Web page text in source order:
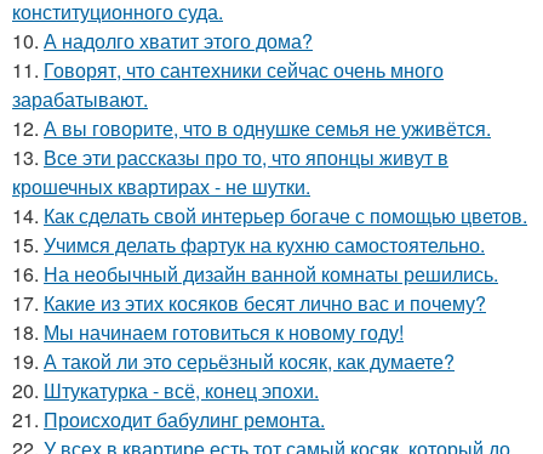
конституционного суда.
10. А надолго хватит этого дома?
11. Говорят, что сантехники сейчас очень много
зарабатывают.
12. А вы говорите, что в однушке семья не уживётся.
13. Все эти рассказы про то, что японцы живут в
крошечных квартирах - не шутки.
14. Как сделать свой интерьер богаче с помощью цветов.
15. Учимся делать фартук на кухню самостоятельно.
16. На необычный дизайн ванной комнаты решились.
17. Какие из этих косяков бесят лично вас и почему?
18. Мы начинаем готовиться к новому году!
19. А такой ли это серьёзный косяк, как думаете?
20. Штукатурка - всё, конец эпохи.
21. Происходит бабулинг ремонта.
22. У всех в квартире есть тот самый косяк, который до